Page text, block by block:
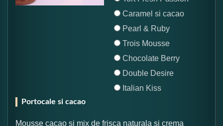
Caramel si cacao
Pearl & Ruby
Trois Mousse
Chocolate Berry
Double Desire
Italian Kiss
Portocale si cacao
Mousse cacao si mix de frisca naturala si crema